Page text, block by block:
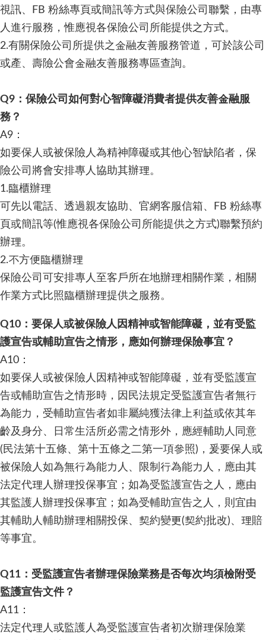
視訊、FB 粉絲專頁或簡訊等方式與保險公司聯繫，由專
人進行服務，惟應視各保險公司所能提供之方式。
2.有關保險公司所提供之金融友善服務管道，可於該公司
或產、壽險公會金融友善服務專區查詢。
Q9：保險公司如何對心智障礙消費者提供友善金融服
務？
A9：
如要保人或被保險人為精神障礙或其他心智缺陷者，保
險公司將會安排專人協助其辦理。
1.臨櫃辦理
可先以電話、透過親友協助、官網客服信箱、FB 粉絲專
頁或簡訊等(惟應視各保險公司所能提供之方式)聯繫預約
辦理。
2.不方便臨櫃辦理
保險公司可安排專人至客戶所在地辦理相關作業，相關
作業方式比照臨櫃辦理提供之服務。
Q10：要保人或被保險人因精神或智能障礙，並有受監
護宣告或輔助宣告之情形，應如何辦理保險事宜？
A10：
如要保人或被保險人因精神或智能障礙，並有受監護宣
告或輔助宣告之情形時，因民法規定受監護宣告者無行
為能力，受輔助宣告者如非屬純獲法律上利益或依其年
齡及身分、日常生活所必需之情形外，應經輔助人同意
(民法第十五條、第十五條之二第一項參照)，爰要保人或
被保險人如為無行為能力人、限制行為能力人，應由其
法定代理人辦理投保事宜；如為受監護宣告之人，應由
其監護人辦理投保事宜；如為受輔助宣告之人，則宜由
其輔助人輔助辦理相關投保、契約變更(契約批改)、理賠
等事宜。
Q11：受監護宣告者辦理保險業務是否每次均須檢附受
監護宣告文件？
A11：
法定代理人或監護人為受監護宣告者初次辦理保險業